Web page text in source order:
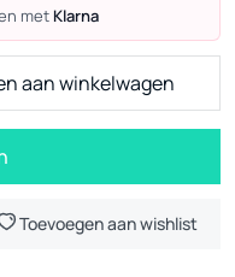
met Klarna
aan winkelwagen
Toevoegen aan wishlist